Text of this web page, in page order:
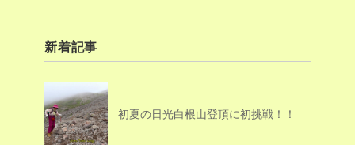
新着記事
初夏の日光白根山登頂に初挑戦！！